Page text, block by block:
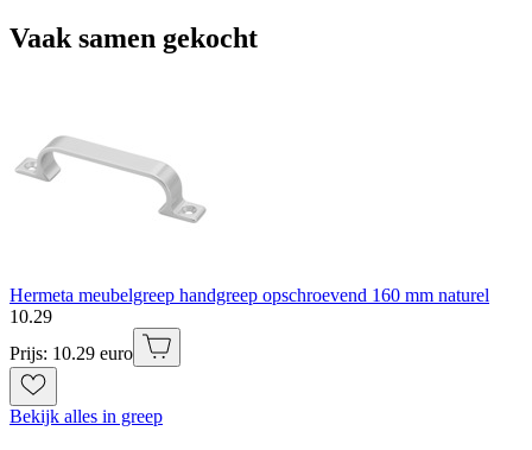
Vaak samen gekocht
Hermeta meubelgreep handgreep opschroevend 160 mm naturel
10.29
Prijs: 10.29 euro
Bekijk alles in greep